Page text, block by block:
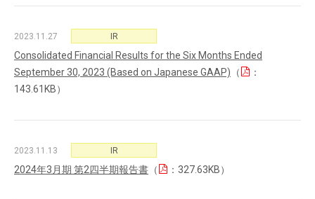
2023.11.27 IR
Consolidated Financial Results for the Six Months Ended
September 30, 2023 (Based on Japanese GAAP) （
：
143.61KB）
2023.11.13 IR
2024年3月期 第2四半期報告書 （ ：327.63KB）